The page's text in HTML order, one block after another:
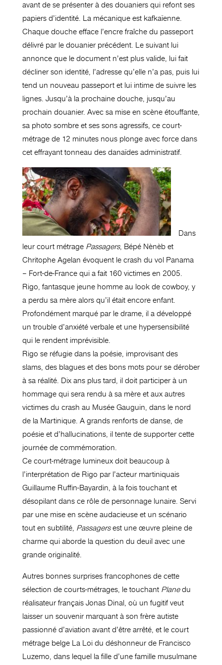
avant de se présenter à des douaniers qui refont ses
papiers d’identité. La mécanique est kafkaïenne.
Chaque douche efface l’encre fraîche du passeport
délivré par le douanier précédent. Le suivant lui
annonce que le document n’est plus valide, lui fait
décliner son identité, l’adresse qu’elle n’a pas, puis lui
tend un nouveau passeport et lui intime de suivre les
lignes. Jusqu’à la prochaine douche, jusqu’au
prochain douanier. Avec sa mise en scène étouffante,
sa photo sombre et ses sons agressifs, ce court-
métrage de 12 minutes nous plonge avec force dans
cet effrayant tonneau des danaïdes administratif.
Dans
leur court métrage Passagers, Bépé Nènèb et
Chritophe Agelan évoquent le crash du vol Panama
– Fort-de-France qui a fait 160 victimes en 2005.
Rigo, fantasque jeune homme au look de cowboy, y
a perdu sa mère alors qu’il était encore enfant.
Profondément marqué par le drame, il a développé
un trouble d’anxiété verbale et une hypersensibilité
qui le rendent imprévisible.
Rigo se réfugie dans la poésie, improvisant des
slams, des blagues et des bons mots pour se dérober
à sa réalité. Dix ans plus tard, il doit participer à un
hommage qui sera rendu à sa mère et aux autres
victimes du crash au Musée Gauguin, dans le nord
de la Martinique. A grands renforts de danse, de
poésie et d’hallucinations, il tente de supporter cette
journée de commémoration.
Ce court-métrage lumineux doit beaucoup à
l’interprétation de Rigo par l’acteur martiniquais
Guillaume Ruffin-Bayardin, à la fois touchant et
désopilant dans ce rôle de personnage lunaire. Servi
par une mise en scène audacieuse et un scénario
tout en subtilité, Passagersest une œuvre pleine de
charme qui aborde la question du deuil avec une
grande originalité.
Autres bonnes surprises francophones de cette
sélection de courts-métrages, le touchant Planedu
réalisateur français Jonas Dinal, où un fugitif veut
laisser un souvenir marquant à son frère autiste
passionné d’aviation avant d’être arrêté, et le court
métrage belge La Loi du déshonneur de Francisco
Luzemo, dans lequel la fille d’une famille musulmane